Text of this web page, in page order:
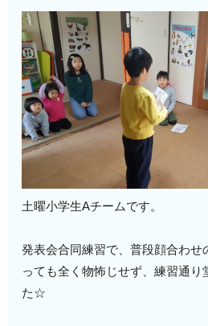
土曜小学生Aチームです。
発表会合同練習で、普段顔合わせ
っても全く物怖じせず、練習通り
た☆